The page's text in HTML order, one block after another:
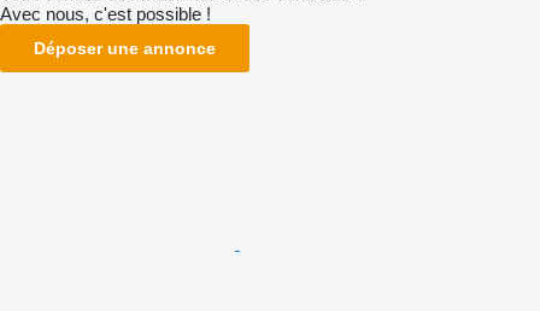
Avec nous, c'est possible !
Déposer une annonce